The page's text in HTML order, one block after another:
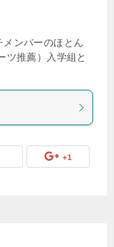
ンバーのほとん
ツ推薦）入学組と
+1